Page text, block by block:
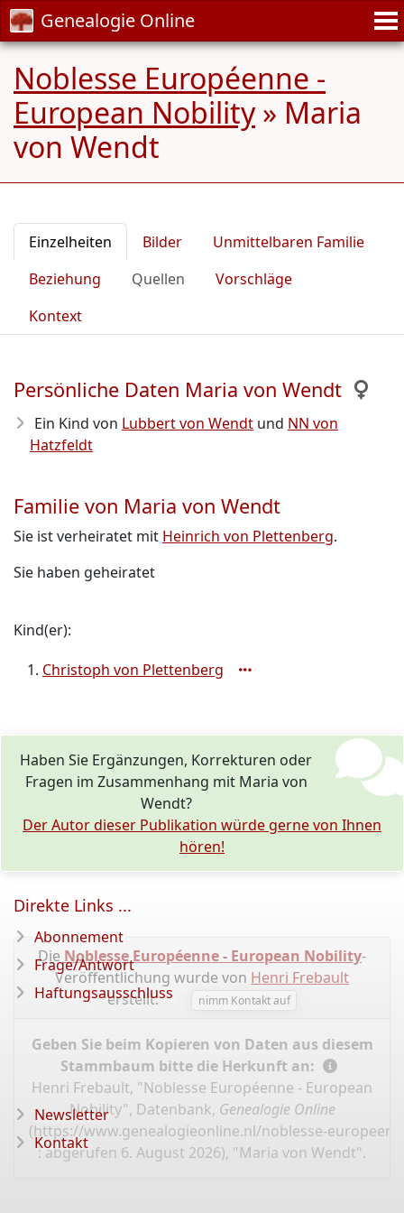
Genealogie Online
Noblesse Européenne -
European Nobility» Maria
von Wendt
Einzelheiten Bilder
Unmittelbaren Familie
Beziehung
Quellen
Vorschläge
Kontext
Persönliche Daten Maria von Wendt
Ein Kind von Lubbert von Wendt und NN von
Hatzfeldt
Familie von Maria von Wendt
Sie ist verheiratet mit Heinrich von Plettenberg.
Sie haben geheiratet
Kind(er):
Christoph von Plettenberg
Haben Sie Ergänzungen, Korrekturen oder
Fragen im Zusammenhang mit Maria von
Wendt?
Der Autor dieser Publikation würde gerne von Ihnen
hören!
Die Noblesse Européenne - European Nobility-
Veröffentlichung wurde von Henri Frebault
erstellt.
nimm Kontakt auf
Geben Sie beim Kopieren von Daten aus diesem
Stammbaum bitte die Herkunft an:
Henri Frebault, "Noblesse Européenne - European
Nobility", Datenbank, Genealogie Online
(https://www.genealogieonline.nl/noblesse-
: abgerufen 6. August 2026), "Maria von Wendt".
Direkte Links ...
Abonnement
Frage/Antwort
Haftungsausschluss
Newsletter
Kontakt